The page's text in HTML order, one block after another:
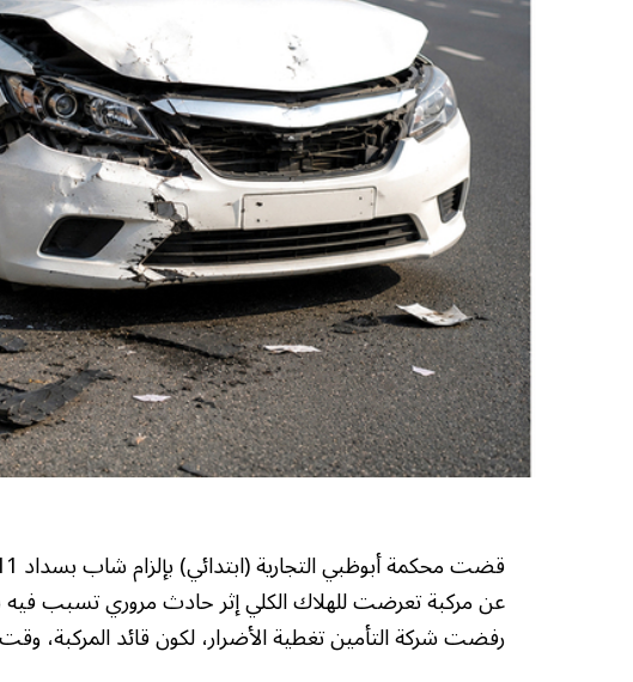
عن مركبة تعرضت للهلاك الكلي إثر حادث مروري تسبب
رفضت شركة التأمين تغطية الأضرار، لكون قائد المركبة،